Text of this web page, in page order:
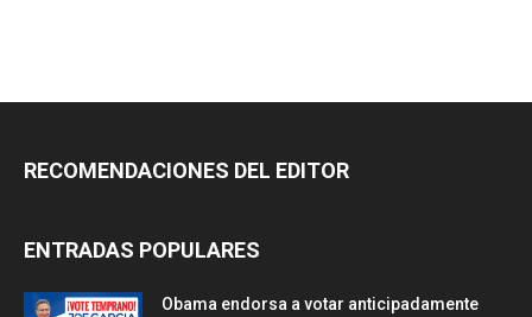
RECOMENDACIONES DEL EDITOR
ENTRADAS POPULARES
Obama endorsa a votar anticipadamente